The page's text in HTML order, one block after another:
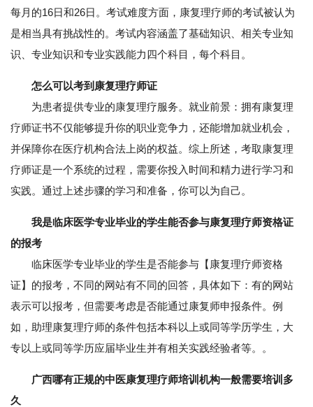
每月的16日和26日。考试难度方面，康复理疗师的考试被认为
是相当具有挑战性的。考试内容涵盖了基础知识、相关专业知
识、专业知识和专业实践能力四个科目，每个科目。
怎么可以考到康复理疗师证
为患者提供专业的康复理疗服务。就业前景：拥有康复理
疗师证书不仅能够提升你的职业竞争力，还能增加就业机会，
并保障你在医疗机构合法上岗的权益。综上所述，考取康复理
疗师证是一个系统的过程，需要你投入时间和精力进行学习和
实践。通过上述步骤的学习和准备，你可以为自己。
我是临床医学专业毕业的学生能否参与康复理疗师资格证
的报考
临床医学专业毕业的学生是否能参与【康复理疗师资格
证】的报考，不同的网站有不同的回答，具体如下：有的网站
表示可以报考，但需要考虑是否能通过康复师申报条件。例
如，助理康复理疗师的条件包括本科以上或同等学历学生，大
专以上或同等学历应届毕业生并有相关实践经验者等。。
广西哪有正规的中医康复理疗师培训机构一般需要培训多
久